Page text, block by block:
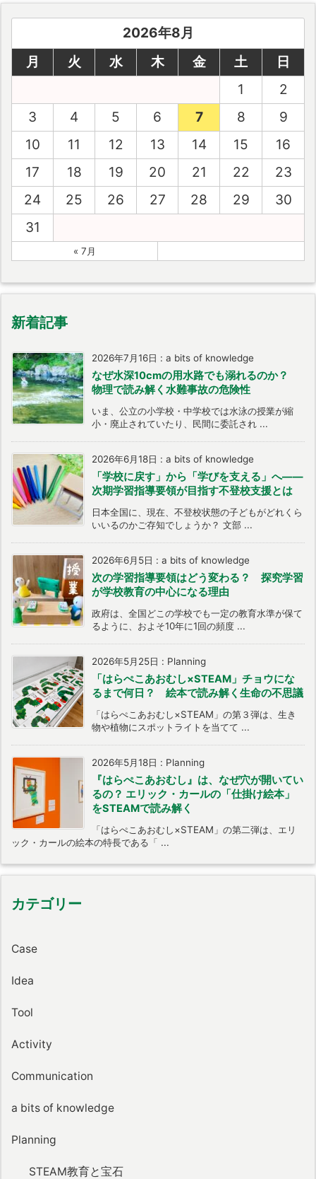
2026年8月
月
火 水 木 金 土
日
1
2
3
4 5 6 7 8
9
10
11 12 13 14 15
16
17
18 19 20 21 22
23
24
25 26 27 28 29
30
31
« 7月
新着記事
2026年7月16日 : a bits of knowledge
なぜ水深10cmの用水路でも溺れるのか？
物理で読み解く水難事故の危険性
いま、公立の小学校・中学校では水泳の授業が縮
小・廃止されていたり、民間に委託され ...
2026年6月18日 : a bits of knowledge
「学校に戻す」から「学びを支える」へ――
次期学習指導要領が目指す不登校支援とは
日本全国に、現在、不登校状態の子どもがどれくら
いいるのかご存知でしょうか？ 文部 ...
2026年6月5日 : a bits of knowledge
次の学習指導要領はどう変わる？ 探究学習
が学校教育の中心になる理由
政府は、全国どこの学校でも一定の教育水準が保て
るように、およそ10年に1回の頻度 ...
2026年5月25日 : Planning
「はらぺこあおむし×STEAM」チョウにな
るまで何日？ 絵本で読み解く生命の不思議
「はらぺこあおむし×STEAM」の第３弾は、生き
物や植物にスポットライトを当てて ...
2026年5月18日 : Planning
『はらぺこあおむし』は、なぜ穴が開いてい
るの？ エリック・カールの「仕掛け絵本」
をSTEAMで読み解く
「はらぺこあおむし×STEAM」の第二弾は、エリ
ック・カールの絵本の特長である「 ...
カテゴリー
Case
Idea
Tool
Activity
Communication
a bits of knowledge
Planning
STEAM教育と宝石